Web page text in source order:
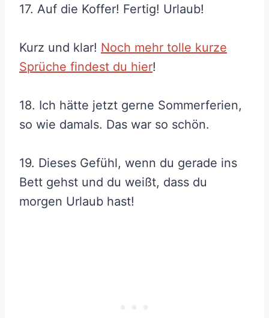
17. Auf die Koffer! Fertig! Urlaub!
Kurz und klar! Noch mehr tolle kurze
Sprüche findest du hier!
18. Ich hätte jetzt gerne Sommerferien,
so wie damals. Das war so schön.
19. Dieses Gefühl, wenn du gerade ins
Bett gehst und du weißt, dass du
morgen Urlaub hast!